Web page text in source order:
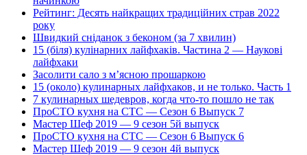
Рейтинг: Десять найкращих традиційних страв 2022
року
Швидкий сніданок з беконом (за 7 хвилин)
15 (біля) кулінарних лайфхаків. Частина 2 — Наукові
лайфхаки
Засолити сало з м’ясною прошаркою
15 (около) кулинарных лайфхаков, и не только. Часть 1
7 кулинарных шедевров, когда что-то пошло не так
ПроСТО кухня на СТС — Сезон 6 Выпуск 7
Мастер Шеф 2019 — 9 сезон 5й выпуск
ПроСТО кухня на СТС — Сезон 6 Выпуск 6
Мастер Шеф 2019 — 9 сезон 4й выпуск